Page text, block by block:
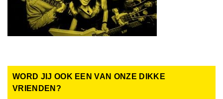
WORD JIJ OOK EEN VAN ONZE DIKKE
VRIENDEN?